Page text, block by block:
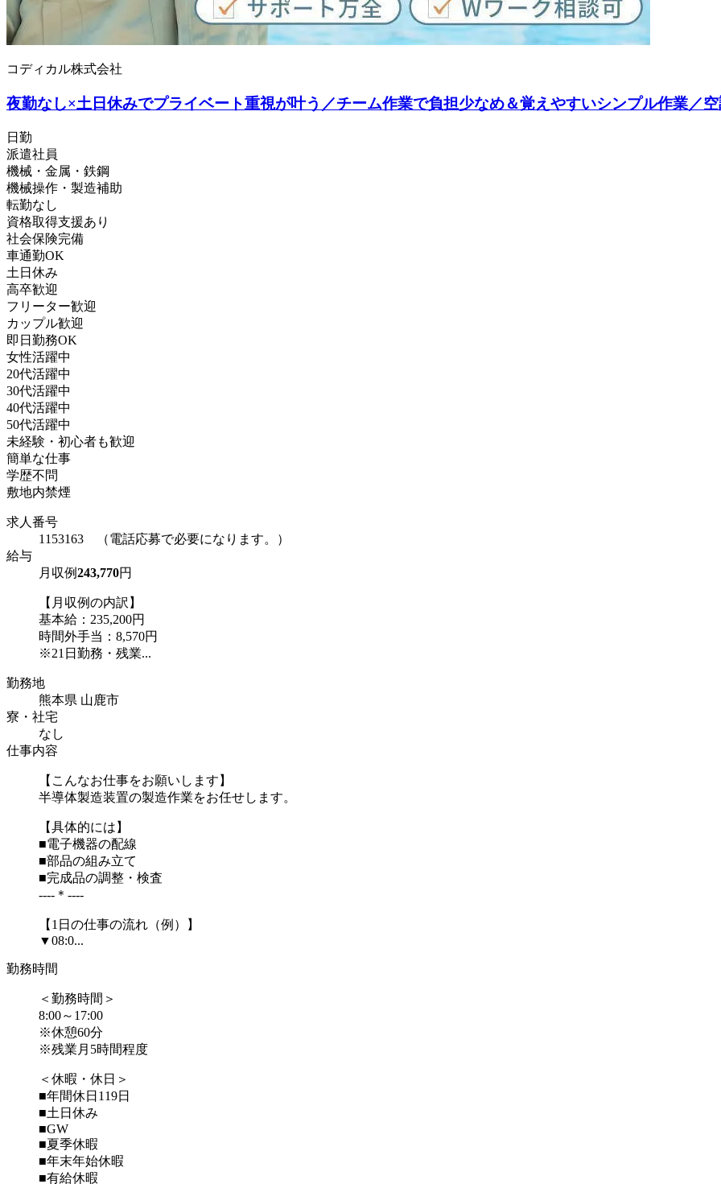
コディカル株式会社
夜勤なし×土日休みでプライベート重視が叶う／チーム作業で負担少なめ＆覚えやすいシンプル作業／
日勤
派遣社員
機械・金属・鉄鋼
機械操作・製造補助
転勤なし
資格取得支援あり
社会保険完備
車通勤OK
土日休み
高卒歓迎
フリーター歓迎
カップル歓迎
即日勤務OK
女性活躍中
20代活躍中
30代活躍中
40代活躍中
50代活躍中
未経験・初心者も歓迎
簡単な仕事
学歴不問
敷地内禁煙
求人番号
1153163 （電話応募で必要になります。）
給与
月収例243,770円
【月収例の内訳】
基本給：235,200円
時間外手当：8,570円
※21日勤務・残業...
勤務地
熊本県 山鹿市
寮・社宅
なし
仕事内容
【こんなお仕事をお願いします】
半導体製造装置の製造作業をお任せします。
【具体的には】
■電子機器の配線
■部品の組み立て
■完成品の調整・検査
‐‐‐‐＊‐‐‐‐
【1日の仕事の流れ（例）】
▼08:0...
勤務時間
＜勤務時間＞
8:00～17:00
※休憩60分
※残業月5時間程度
＜休暇・休日＞
■年間休日119日
■土日休み
■GW
■夏季休暇
■年末年始休暇
■有給休暇